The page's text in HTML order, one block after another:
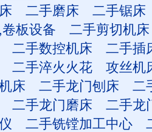
二手磨床
二手锯床
板设备
二手剪切机床
二手数控机床
二手插
二手淬火火花
攻丝机
床 二手龙门刨床
二
二手龙门磨床
二手龙
二手铣镗加工中心